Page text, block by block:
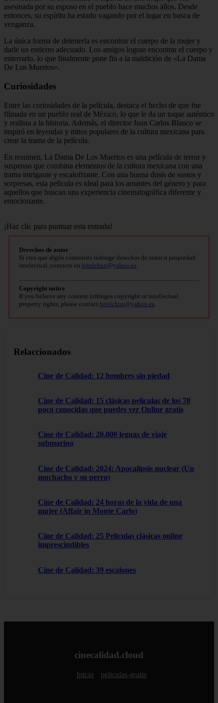
asesinada por su esposo en el pueblo hace muchos años. Desde
entonces, su espíritu ha estado vagando por el lugar en busca de
venganza.
La única forma de detenerla es encontrar el cuerpo de la mujer y
darle un entierro adecuado. Los amigos logran encontrar el cuerpo y
enterrarlo, lo que finalmente pone fin a la maldición de «La Dama
De Los Muertos».
Curiosidades
Entre las curiosidades de la película, destaca el hecho de que fue
filmada en un pueblo real de México, lo que le da un toque auténtico
y realista a la historia. Además, el director Juan Carlos Blanco se
inspiró en leyendas y mitos populares de la cultura mexicana para
crear la trama de la película.
En resumen, La Dama De Los Muertos es una película de terror y
suspenso que combina elementos de la cultura mexicana con una
trama intrigante y escalofriante. Con una buena dosis de sustos y
sorpresas, esta película es ideal para los amantes del género y para
aquellos que buscan una experiencia cinematográfica diferente y
emocionante.
¡Haz clic para puntuar esta entrada!
Derechos de autor
Si cree que algún contenido infringe derechos de autor o propiedad
intelectual, contacte en bitelchux@yahoo.es
Copyright notice
If you believe any content infringes copyright or intellectual
property rights, please contact bitelchux@yahoo.es
Relaccionados
Cine de Calidad: 12 hombres sin piedad
Cine de Calidad: 15 clásicas películas de los 70
poco conocidas que puedes ver Online gratis
Cine de Calidad: 20.000 leguas de viaje
submarino
Cine de Calidad: 2024: Apocalipsis nuclear (Un
muchacho y su perro)
Cine de Calidad: 24 horas de la vida de una
mujer (Affair in Monte Carlo)
Cine de Calidad: 25 Películas clásicas online
imprescindibles
Cine de Calidad: 39 escalones
cinecalidad.cloud
Inicio peliculas-gratis